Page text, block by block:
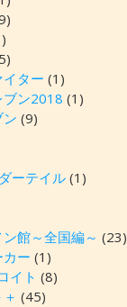
ター (1)
ブン2018 (1)
(9)
ーテイル(1)
館～全国編～ (23)
カー (1)
イト (8)
(45)